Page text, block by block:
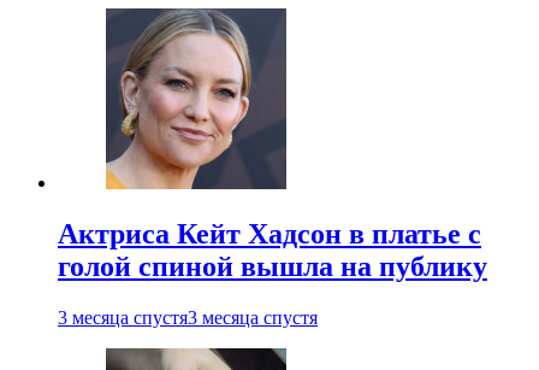
Актриса Кейт Хадсон в платье с
голой спиной вышла на публику
3 месяца спустя3 месяца спустя